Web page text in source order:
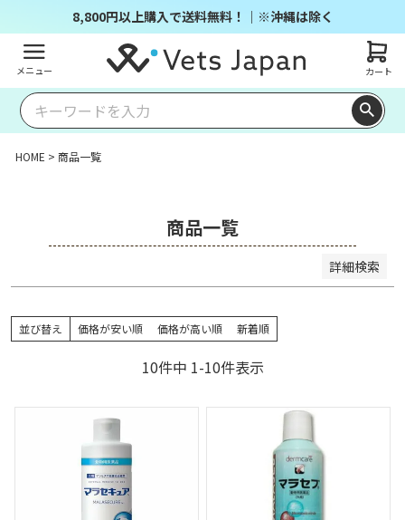
8,800円以上購入で送料無料！｜※沖縄は除く
メニュー カート
HOME 商品一覧
商品一覧
詳細検索
商品番号/JANコード
並び順
新着
順
登録
順
が安
が高
度順
ュー
キー
ワー
ドヒ
並び替え 価格が安い順 価格が高い順 新着順
10件中 1-10件表示